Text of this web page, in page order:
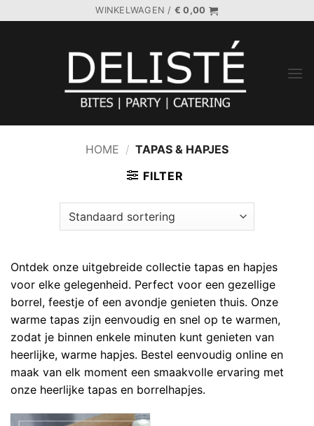
naar
WINKELWAGEN / € 0,00
HOME / TAPAS & HAPJES
FILTER
Ontdek onze uitgebreide collectie tapas en hapjes
voor elke gelegenheid. Perfect voor een gezellige
borrel, feestje of een avondje genieten thuis. Onze
warme tapas zijn eenvoudig en snel op te warmen,
zodat je binnen enkele minuten kunt genieten van
heerlijke, warme hapjes. Bestel eenvoudig online en
maak van elk moment een smaakvolle ervaring met
onze heerlijke tapas en borrelhapjes.